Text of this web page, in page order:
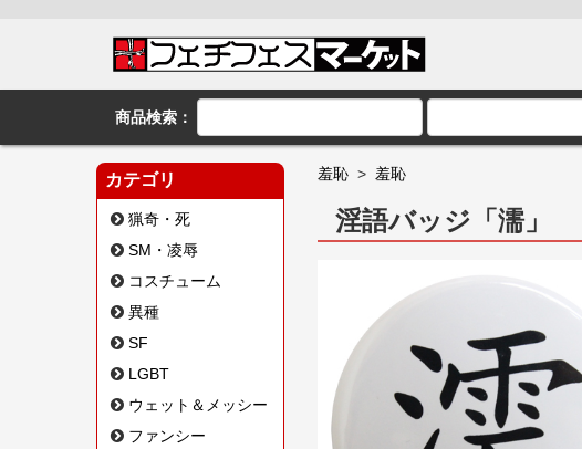
商品検索：
カテゴリ
猟奇・死
SM・凌辱
コスチューム
異種
SF
LGBT
ウェット＆メッシー
ファンシー
羞恥 > 羞恥
淫語バッジ「濡」